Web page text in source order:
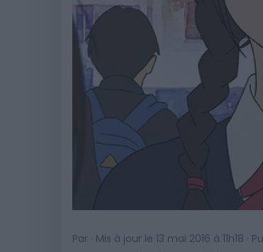
Par · Mis à jour le 13 mai 2016 à 11h18 ·